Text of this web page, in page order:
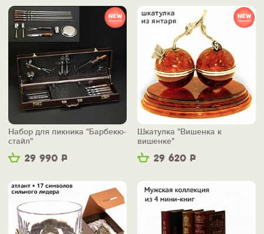
29 990 Р
Набор для пикника "Барбекю-
стайл"
29 620 Р
Шкатулка "Вишенка к
вишенке"